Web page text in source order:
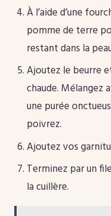
À l’aide d’une
pomme de terre
restant dans la
Ajoutez le beurre
chaude. Mélangez
une purée
poivrez.
Ajoutez vos
Terminez par un
la cuillère.